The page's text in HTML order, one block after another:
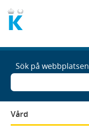
Sök på webbplatsen
Vård